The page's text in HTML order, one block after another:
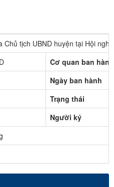
Chủ tịch UBND huyện tại Hội
Cơ quan ban hành
Ngày ban hành
Trạng thái
Người ký